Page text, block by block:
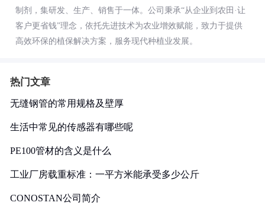
制剂，集研发、生产、销售于一体。公司秉承“从企业到农田·让
客户更省钱”理念，依托先进技术为农业增效赋能，致力于提供
高效环保的植保解决方案，服务现代种植业发展。
热门文章
无缝钢管的常用规格及壁厚
生活中常见的传感器有哪些呢
PE100管材的含义是什么
工业厂房载重标准：一平方米能承受多少公斤
CONOSTAN公司简介